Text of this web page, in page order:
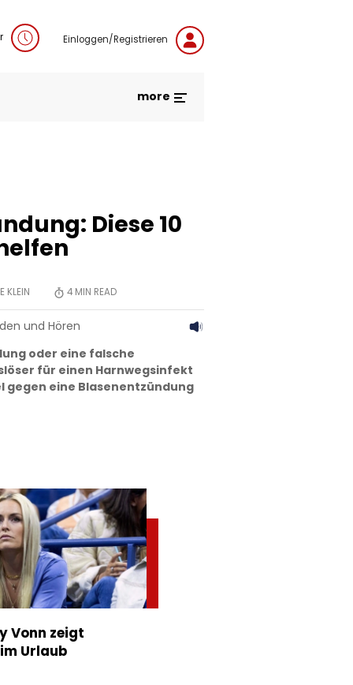
Einloggen/Registrieren
more
Diese 10
KLEIN 4 MIN READ
und Hören
oder eine falsche
für einen Harnwegsinfekt
gegen eine Blasenentzündung
Vonn zeigt
Urlaub